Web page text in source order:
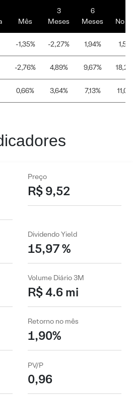
Mês
3
Meses
6
Meses
No
-1,35% -2,27% 1,94%
-2,76% 4,89% 9,67%
0,66% 3,64% 7,13%
Preço
R$ 9,52
Dividendo Yield
15,97 %
Volume Diário 3M
R$ 4.6 mi
Retorno no mês
1,90%
PV/P
0,96